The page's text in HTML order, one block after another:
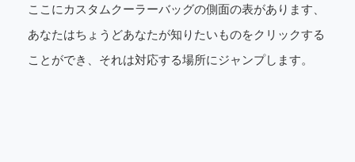
ここにカスタムクーラーバッグの側面の表があります、
あなたはちょうどあなたが知りたいものをクリックする
ことができ、それは対応する場所にジャンプします。